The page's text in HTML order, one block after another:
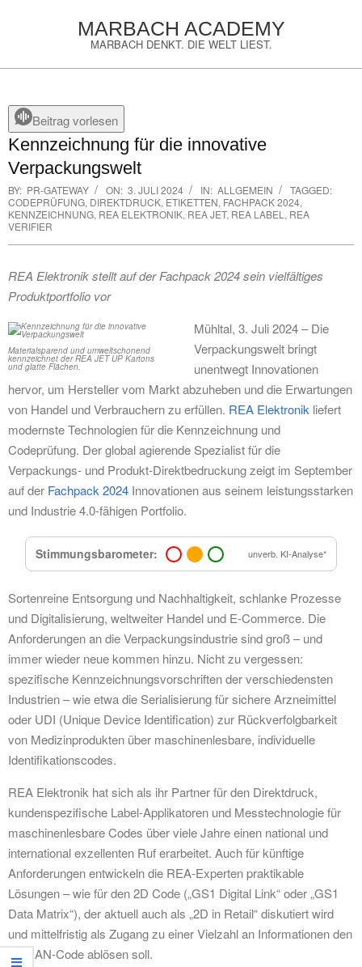
MARBACH ACADEMY
MARBACH DENKT. DIE WELT LIEST.
Menu Beitrag vorlesen
Kennzeichnung für die innovative
Verpackungswelt
BY: PR-GATEWAY ON: 3. JULI 2024 IN: ALLGEMEIN
TAGGED:
CODEPRÜFUNG, DIREKTDRUCK, ETIKETTEN, FACHPACK 2024,
KENNZEICHNUNG, REA ELEKTRONIK, REA JET, REA LABEL , REA
VERIFIER
REA Elektronik stellt auf der Fachpack 2024 sein vielfältiges
Produktportfolio vor
Materialsparend und umweltschonend
kennzeichnet der REA JET UP Kartons
und glatte Flächen.
Mühltal, 3. Juli 2024 – Die
Verpackungswelt bringt
unentwegt Innovationen
hervor, um Hersteller vom Markt abzuheben und die Erwartungen
von Handel und Verbrauchern zu erfüllen. REA Elektronik liefert
modernste Technologien für die Kennzeichnung und
Codeprüfung. Der global agierende Spezialist für die
Verpackungs- und Produkt-Direktbedruckung zeigt im September
auf der Fachpack 2024 Innovationen aus seinem leistungsstarken
und Industrie 4.0-fähigen Portfolio.
Stimmungsbarometer: unverb. KI-Analyse*
Sortenreine Entsorgung und Nachhaltigkeit, schlanke Prozesse
und Digitalisierung, weltweiter Handel und E-Commerce. Die
Anforderungen an die Verpackungsindustrie sind groß – und
immer wieder neue kommen hinzu. Nicht zu vergessen:
spezifische Kennzeichnungsvorschriften der verschiedensten
Industrien – wie etwa die Serialisierung für sichere Arzneimittel
oder UDI (Unique Device Identification) zur Rückverfolgbarkeit
von Medizinprodukten über maschinenlesbare, individuelle
Identifikationscodes.
REA Elektronik hat sich als ihr Partner für den Direktdruck,
kundenspezifische Label-Applikatoren und Messtechnologie für
maschinenlesbare Codes über viele Jahre einen national und
international exzellenten Ruf erarbeitet. Auch für künftige
Anforderungen entwickeln die REA-Experten praktikable
Lösungen – wie für den 2D Code („GS1 Digital Link“ oder „GS1
Data Matrix“), der aktuell auch als „2D in Retail“ diskutiert wird
und mittelfristig als Zugang zu einer Vielzahl an Informationen den
1D EAN-Code ablösen soll.